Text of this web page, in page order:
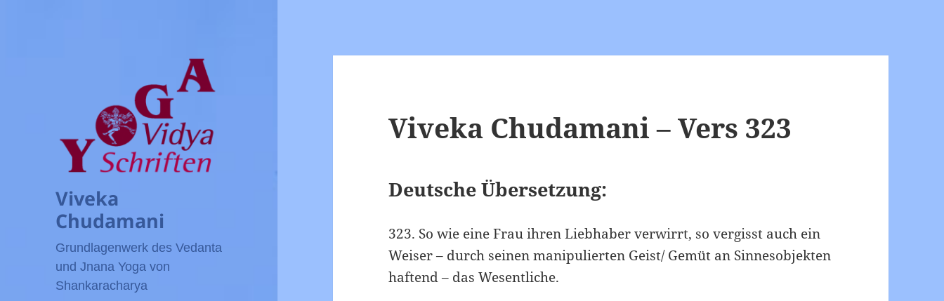
Viveka
Chudamani
Grundlagenwerk des Vedanta
und Jnana Yoga von
Shankaracharya
Viveka Chudamani – Vers 323
Deutsche Übersetzung:
323. So wie eine Frau ihren Liebhaber verwirrt, so vergisst auch ein
Weiser – durch seinen manipulierten Geist/ Gemüt an Sinnesobjekten
haftend – das Wesentliche.